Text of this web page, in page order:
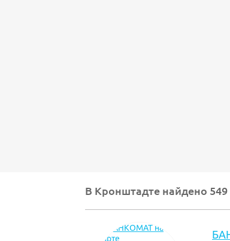
В Кронштадте найдено